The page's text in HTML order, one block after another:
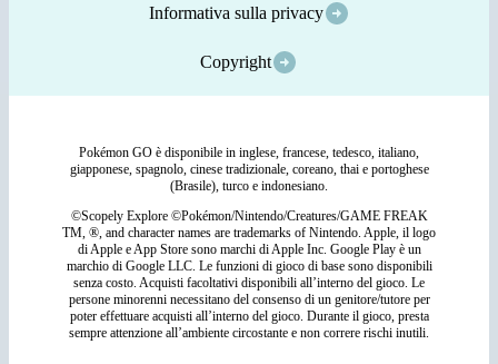
Informativa sulla privacy
Copyright
Pokémon GO è disponibile in inglese, francese, tedesco, italiano,
giapponese, spagnolo, cinese tradizionale, coreano, thai e portoghese
(Brasile), turco e indonesiano.
©Scopely Explore ©Pokémon/Nintendo/Creatures/GAME FREAK
TM, ®, and character names are trademarks of Nintendo. Apple, il logo
di Apple e App Store sono marchi di Apple Inc. Google Play è un
marchio di Google LLC. Le funzioni di gioco di base sono disponibili
senza costo. Acquisti facoltativi disponibili all’interno del gioco. Le
persone minorenni necessitano del consenso di un genitore/tutore per
poter effettuare acquisti all’interno del gioco. Durante il gioco, presta
sempre attenzione all’ambiente circostante e non correre rischi inutili.